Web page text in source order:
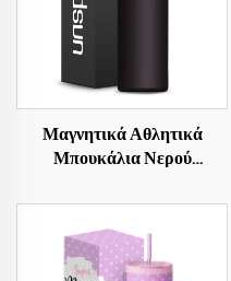
Μαγνητικά Αθλητικά
Μπουκάλια Νερού
Προσαρμοσμένα
Μπουκάλια Νερού για
Ταξίδι